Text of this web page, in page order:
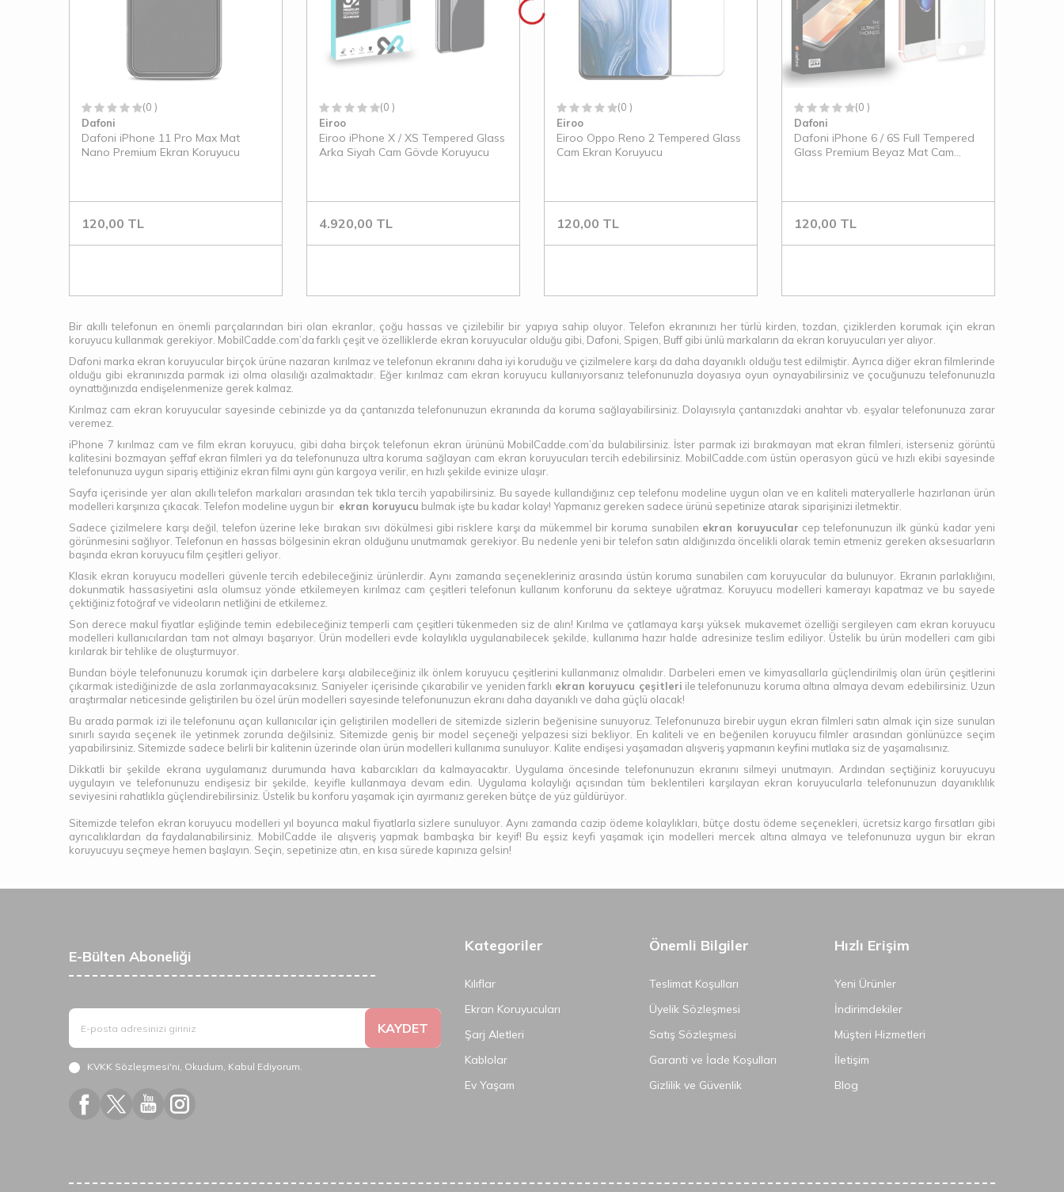
(0 )
Dafoni
Dafoni iPhone 11 Pro Max Mat
Nano Premium Ekran Koruyucu
120,00 TL
(0 )
Eiroo
Eiroo iPhone X / XS Tempered Glass
Arka Siyah Cam Gövde Koruyucu
4.920,00 TL
(0 )
Eiroo
Eiroo Oppo Reno 2 Tempered Glass
Cam Ekran Koruyucu
120,00 TL
(0 )
Dafoni
Dafoni iPhone 6 / 6S Full Tempered
Glass Premium Beyaz Mat Cam
120,00 TL
Bir akıllı telefonun en önemli parçalarından biri olan ekranlar, çoğu hassas ve çizilebilir bir yapıya sahip oluyor. Telefon ekranınızı her türlü kirden, tozdan, çiziklerden korumak için ekran
koruyucu kullanmak gerekiyor. MobilCadde.com’da farklı çeşit ve özelliklerde ekran koruyucular olduğu gibi, Dafoni, Spigen, Buff gibi ünlü markaların da ekran koruyucuları yer alıyor.
Dafoni marka ekran koruyucular birçok ürüne nazaran kırılmaz ve telefonun ekranını daha iyi koruduğu ve çizilmelere karşı da daha dayanıklı olduğu test edilmiştir. Ayrıca diğer ekran filmlerinde
olduğu gibi ekranınızda parmak izi olma olasılığı azalmaktadır. Eğer kırılmaz cam ekran koruyucu kullanıyorsanız telefonunuzla doyasıya oyun oynayabilirsiniz ve çocuğunuzu telefonunuzla
oynattığınızda endişelenmenize gerek kalmaz.
Kırılmaz cam ekran koruyucular sayesinde cebinizde ya da çantanızda telefonunuzun ekranında da koruma sağlayabilirsiniz. Dolayısıyla çantanızdaki anahtar vb. eşyalar telefonunuza zarar
veremez.
iPhone 7 kırılmaz cam ve film ekran koruyucu, gibi daha birçok telefonun ekran ürününü MobilCadde.com’da bulabilirsiniz. İster parmak izi bırakmayan mat ekran filmleri, isterseniz görüntü
kalitesini bozmayan şeffaf ekran filmleri ya da telefonunuza ultra koruma sağlayan cam ekran koruyucuları tercih edebilirsiniz. MobilCadde.com üstün operasyon gücü ve hızlı ekibi sayesinde
telefonunuza uygun sipariş ettiğiniz ekran filmi aynı gün kargoya verilir, en hızlı şekilde evinize ulaşır.
Sayfa içerisinde yer alan akıllı telefon markaları arasından tek tıkla tercih yapabilirsiniz. Bu sayede kullandığınız cep telefonu modeline uygun olan ve en kaliteli materyallerle hazırlanan ürün
modelleri karşınıza çıkacak. Telefon modeline uygun bir ekran koruyucu bulmak işte bu kadar kolay! Yapmanız gereken sadece ürünü sepetinize atarak siparişinizi iletmektir.
Sadece çizilmelere karşı değil, telefon üzerine leke bırakan sıvı dökülmesi gibi risklere karşı da mükemmel bir koruma sunabilen ekran koruyucular cep telefonunuzun ilk günkü kadar yeni
görünmesini sağlıyor. Telefonun en hassas bölgesinin ekran olduğunu unutmamak gerekiyor. Bu nedenle yeni bir telefon satın aldığınızda öncelikli olarak temin etmeniz gereken aksesuarların
başında ekran koruyucu film çeşitleri geliyor.
Klasik ekran koruyucu modelleri güvenle tercih edebileceğiniz ürünlerdir. Aynı zamanda seçenekleriniz arasında üstün koruma sunabilen cam koruyucular da bulunuyor. Ekranın parlaklığını,
dokunmatik hassasiyetini asla olumsuz yönde etkilemeyen kırılmaz cam çeşitleri telefonun kullanım konforunu da sekteye uğratmaz. Koruyucu modelleri kamerayı kapatmaz ve bu sayede
çektiğiniz fotoğraf ve videoların netliğini de etkilemez.
Son derece makul fiyatlar eşliğinde temin edebileceğiniz temperli cam çeşitleri tükenmeden siz de alın! Kırılma ve çatlamaya karşı yüksek mukavemet özelliği sergileyen cam ekran koruyucu
modelleri kullanıcılardan tam not almayı başarıyor. Ürün modelleri evde kolaylıkla uygulanabilecek şekilde, kullanıma hazır halde adresinize teslim ediliyor. Üstelik bu ürün modelleri cam gibi
kırılarak bir tehlike de oluşturmuyor.
Bundan böyle telefonunuzu korumak için darbelere karşı alabileceğiniz ilk önlem koruyucu çeşitlerini kullanmanız olmalıdır. Darbeleri emen ve kimyasallarla güçlendirilmiş olan ürün çeşitlerini
çıkarmak istediğinizde de asla zorlanmayacaksınız. Saniyeler içerisinde çıkarabilir ve yeniden farklı ekran koruyucu çeşitleri ile telefonunuzu koruma altına almaya devam edebilirsiniz. Uzun
araştırmalar neticesinde geliştirilen bu özel ürün modelleri sayesinde telefonunuzun ekranı daha dayanıklı ve daha güçlü olacak!
Bu arada parmak izi ile telefonunu açan kullanıcılar için geliştirilen modelleri de sitemizde sizlerin beğenisine sunuyoruz. Telefonunuza birebir uygun ekran filmleri satın almak için size sunulan
sınırlı sayıda seçenek ile yetinmek zorunda değilsiniz. Sitemizde geniş bir model seçeneği yelpazesi sizi bekliyor. En kaliteli ve en beğenilen koruyucu filmler arasından gönlünüzce seçim
yapabilirsiniz. Sitemizde sadece belirli bir kalitenin üzerinde olan ürün modelleri kullanıma sunuluyor. Kalite endişesi yaşamadan alışveriş yapmanın keyfini mutlaka siz de yaşamalısınız.
Dikkatli bir şekilde ekrana uygulamanız durumunda hava kabarcıkları da kalmayacaktır. Uygulama öncesinde telefonunuzun ekranını silmeyi unutmayın. Ardından seçtiğiniz koruyucuyu
uygulayın ve telefonunuzu endişesiz bir şekilde, keyifle kullanmaya devam edin. Uygulama kolaylığı açısından tüm beklentileri karşılayan ekran koruyucularla telefonunuzun dayanıklılık
seviyesini rahatlıkla güçlendirebilirsiniz. Üstelik bu konforu yaşamak için ayırmanız gereken bütçe de yüz güldürüyor.
Sitemizde telefon ekran koruyucu modelleri yıl boyunca makul fiyatlarla sizlere sunuluyor. Aynı zamanda cazip ödeme kolaylıkları, bütçe dostu ödeme seçenekleri, ücretsiz kargo fırsatları gibi
ayrıcalıklardan da faydalanabilirsiniz. MobilCadde ile alışveriş yapmak bambaşka bir keyif! Bu eşsiz keyfi yaşamak için modelleri mercek altına almaya ve telefonunuza uygun bir ekran
koruyucuyu seçmeye hemen başlayın. Seçin, sepetinize atın, en kısa sürede kapınıza gelsin!
E-Bülten Aboneliği
KAYDET
KVKK Sözleşmesi'ni, Okudum, Kabul Ediyorum.
Kategoriler
Kılıflar
Ekran Koruyucuları
Şarj Aletleri
Kablolar
Ev Yaşam
Önemli Bilgiler
Teslimat Koşulları
Üyelik Sözleşmesi
Satış Sözleşmesi
Garanti ve İade Koşulları
Gizlilik ve Güvenlik
Hızlı Erişim
Yeni Ürünler
İndirimdekiler
Müşteri Hizmetleri
İletişim
Blog